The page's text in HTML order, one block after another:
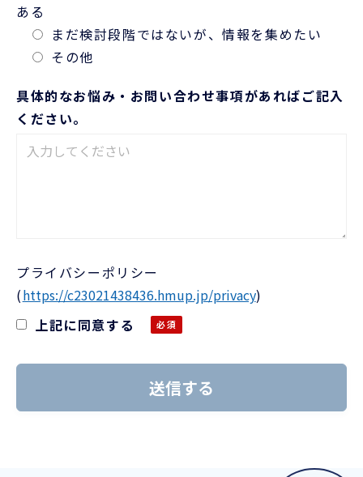
ある
まだ検討段階ではないが、情報を集めたい
その他
具体的なお悩み・お問い合わせ事項があればご記入
ください。
プライバシーポリシー
(https://c23021438436.hmup.jp/privacy)
上記に同意する